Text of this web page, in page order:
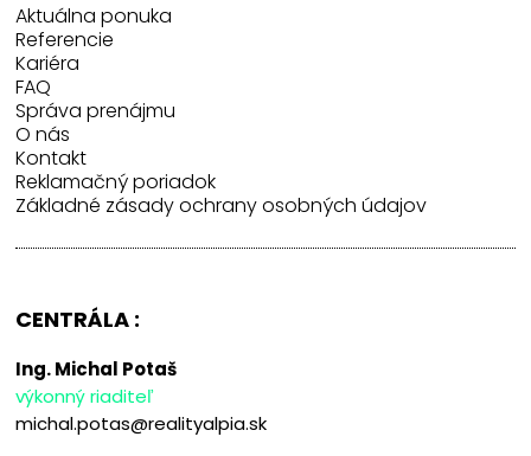
Aktuálna ponuka
Referencie
Kariéra
FAQ
Správa prenájmu
O nás
Kontakt
Reklamačný poriadok
Základné zásady ochrany osobných údajov
CENTRÁLA :
Ing. Michal Potaš
výkonný riaditeľ
michal.potas@realityalpia.sk